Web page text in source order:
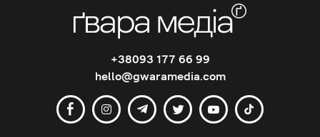
+38093 177 66 99
hello@gwaramedia.com